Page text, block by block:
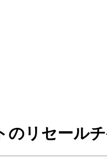
のリセール